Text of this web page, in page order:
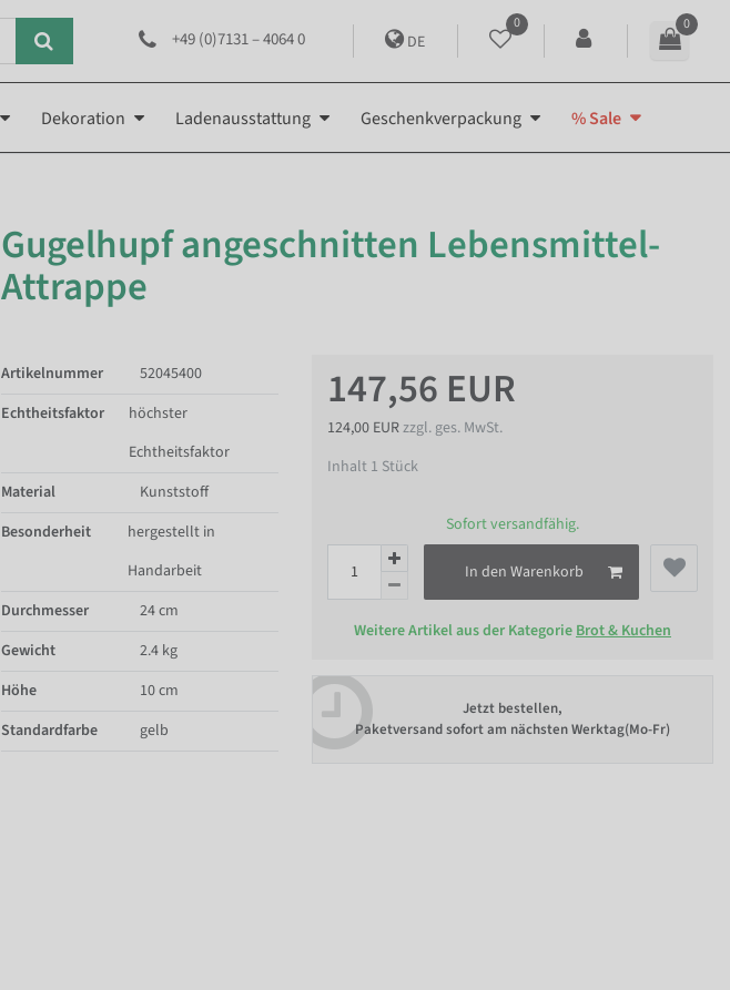
+49 (0)7131 – 4064 0 DE
0 0
Dekoration Ladenausstattung Geschenkverpackung % Sale
Gugelhupf angeschnitten Lebensmittel-
Attrappe
147,56 EUR
124,00 EURzzgl. ges. MwSt.
Inhalt 1 Stück
Sofort versandfähig.
In den Warenkorb
Weitere Artikel aus der KategorieBrot & Kuchen
Jetzt bestellen,
Paketversand sofort am nächsten Werktag(Mo-Fr)
Artikelnummer
52045400
Echtheitsfaktor
höchster
Echtheitsfaktor
Material
Kunststoff
Besonderheit
hergestellt in
Handarbeit
Durchmesser
24 cm
Gewicht
2.4 kg
Höhe
10 cm
Standardfarbe
gelb